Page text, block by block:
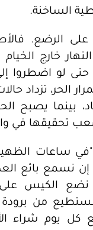
الساخنة.
على الرضع.
خارج
حتى لو اضطروا
الحر، تزداد
بينما يصبح
تحقيقها في
ساعات
نسمع بائع
نضع الكيس
من
كل يوم شراء